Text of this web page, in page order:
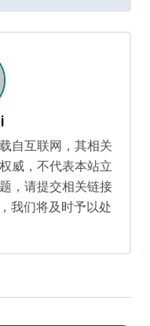
自互联网，其相关
威，不代表本站立
，请提交相关链接
我们将及时予以处